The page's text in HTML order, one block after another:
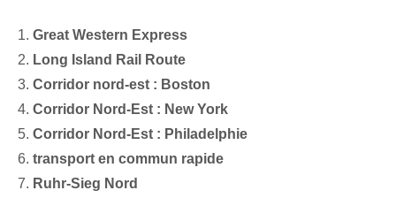
1. Great Western Express
2. Long Island Rail ⁤Route
3. Corridor nord-est : Boston
4. Corridor Nord-Est : New York
5. ⁢Corridor Nord-Est : Philadelphie
6. transport en commun rapide
7. Ruhr-Sieg ⁣Nord